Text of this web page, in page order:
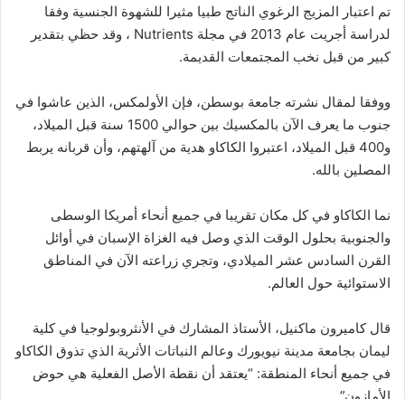
تم اعتبار المزيج الرغوي الناتج طبيا مثيرا للشهوة الجنسية وفقا
لدراسة أجريت عام 2013 في مجلة Nutrients ، وقد حظي بتقدير
كبير من قبل نخب المجتمعات القديمة.
ووفقا لمقال نشرته جامعة بوسطن، فإن الأولمكس، الذين عاشوا في
جنوب ما يعرف الآن بالمكسيك بين حوالي 1500 سنة قبل الميلاد،
و400 قبل الميلاد، اعتبروا الكاكاو هدية من آلهتهم، وأن قربانه يربط
المصلين بالله.
نما الكاكاو في كل مكان تقريبا في جميع أنحاء أمريكا الوسطى
والجنوبية بحلول الوقت الذي وصل فيه الغزاة الإسبان في أوائل
القرن السادس عشر الميلادي، وتجري زراعته الآن في المناطق
الاستوائية حول العالم.
قال كاميرون ماكنيل، الأستاذ المشارك في الأنثروبولوجيا في كلية
ليمان بجامعة مدينة نيويورك وعالم النباتات الأثرية الذي تذوق الكاكاو
في جميع أنحاء المنطقة: “يعتقد أن نقطة الأصل الفعلية هي حوض